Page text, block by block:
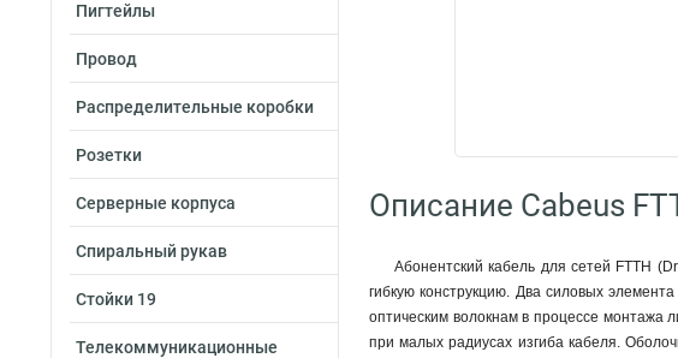
Пигтейлы
Провод
Распределительные коробки
Розетки
Серверные корпуса
Спиральный рукав
Стойки 19
Телекоммуникационные
Описание Cabeus
Абонентский кабель для сетей FTTH
гибкую конструкцию. Два силовых
оптическим волокнам в процессе монтажа
при малых радиусах изгиба кабеля.